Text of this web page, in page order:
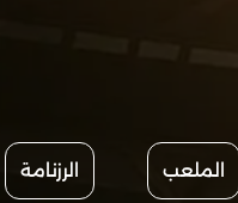
الملعب الرزنامة